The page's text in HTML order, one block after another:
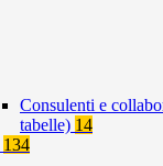
Consulenti e
tabelle) 14
134